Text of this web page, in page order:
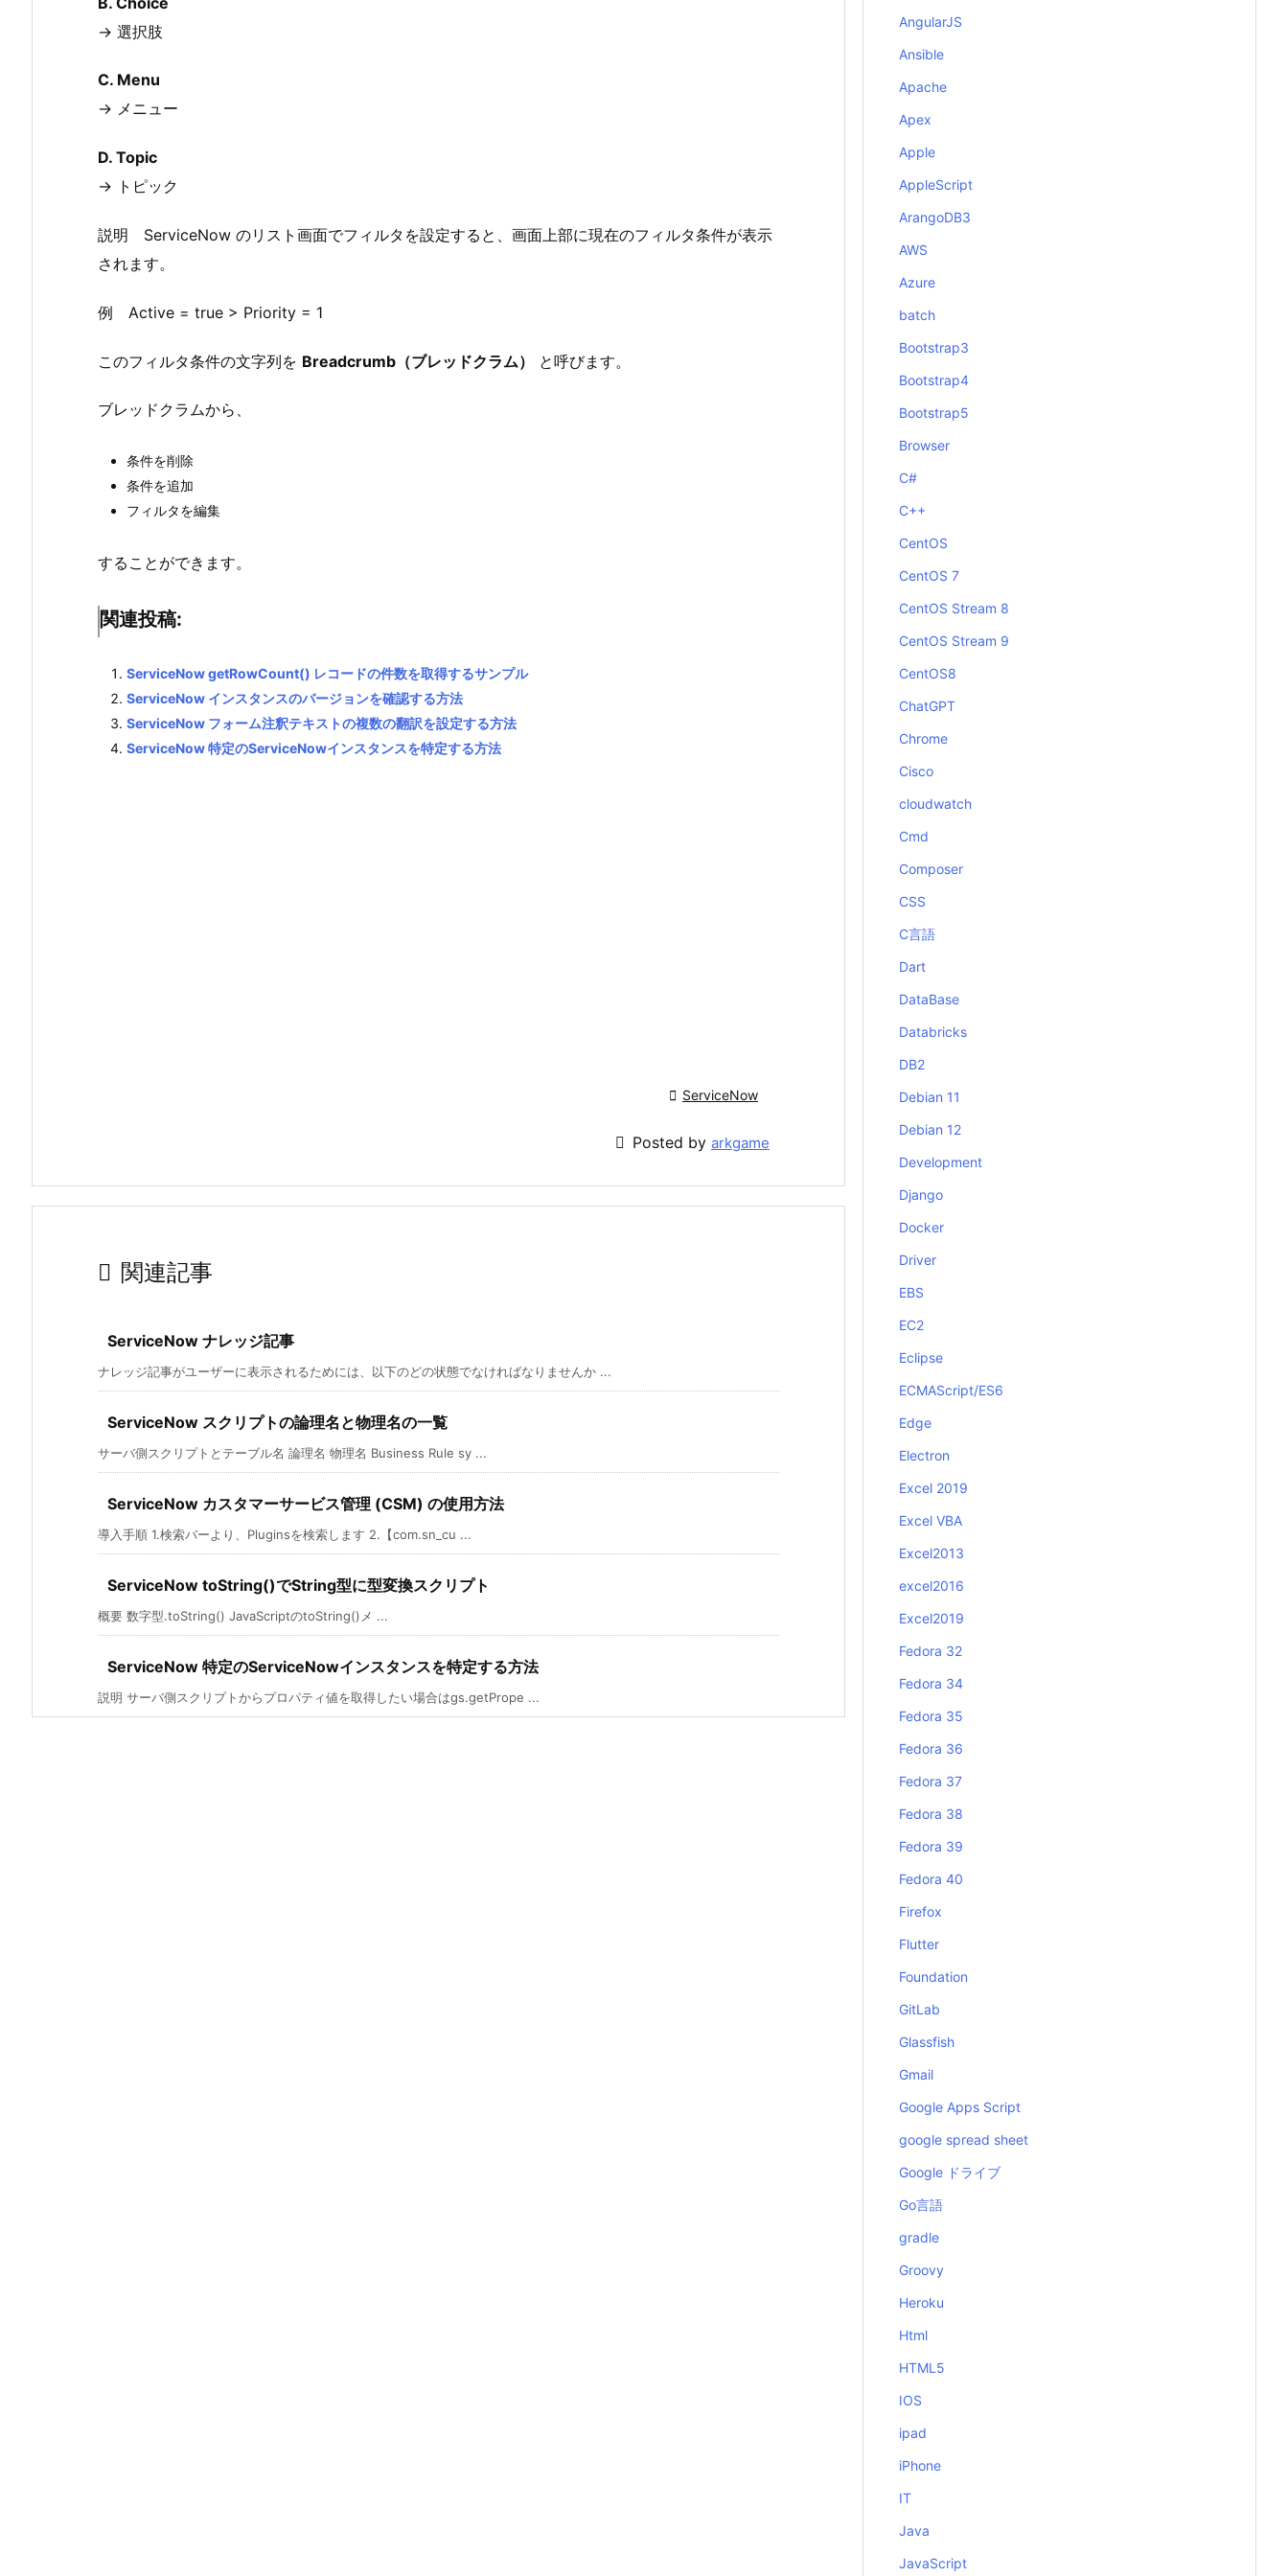
→ 選択肢
C. Menu
→ メニュー
D. Topic
→ トピック
説明 ServiceNow のリスト画面でフィルタを設定すると、画面上部に現在のフィルタ条件が表示
されます。
例 Active = true > Priority = 1
このフィルタ条件の文字列を Breadcrumb（ブレッドクラム） と呼びます。
ブレッドクラムから、
条件を削除
条件を追加
フィルタを編集
することができます。
関連投稿:
ServiceNow getRowCount() レコードの件数を取得するサンプル
ServiceNow インスタンスのバージョンを確認する方法
ServiceNow フォーム注釈テキストの複数の翻訳を設定する方法
ServiceNow 特定のServiceNowインスタンスを特定する方法
 ServiceNow
 Posted by arkgame
 関連記事
ServiceNow ナレッジ記事
ナレッジ記事がユーザーに表示されるためには、以下のどの状態でなければなりませんか ...
ServiceNow スクリプトの論理名と物理名の一覧
サーバ側スクリプトとテーブル名 論理名 物理名 Business Rule sy ...
ServiceNow カスタマーサービス管理 (CSM) の使用方法
導入手順 1.検索バーより、Pluginsを検索します 2.【com.sn_cu ...
ServiceNow toString()でString型に型変換スクリプト
概要 数字型.toString() JavaScriptのtoString()メ ...
ServiceNow 特定のServiceNowインスタンスを特定する方法
説明 サーバ側スクリプトからプロパティ値を取得したい場合はgs.getPrope ...
AngularJS
Ansible
Apache
Apex
Apple
AppleScript
ArangoDB3
AWS
Azure
batch
Bootstrap3
Bootstrap4
Bootstrap5
Browser
C#
C++
CentOS
CentOS 7
CentOS Stream 8
CentOS Stream 9
CentOS8
ChatGPT
Chrome
Cisco
cloudwatch
Cmd
Composer
CSS
C言語
Dart
DataBase
Databricks
DB2
Debian 11
Debian 12
Development
Django
Docker
Driver
EBS
EC2
Eclipse
ECMAScript/ES6
Edge
Electron
Excel 2019
Excel VBA
Excel2013
excel2016
Excel2019
Fedora 32
Fedora 34
Fedora 35
Fedora 36
Fedora 37
Fedora 38
Fedora 39
Fedora 40
Firefox
Flutter
Foundation
GitLab
Glassfish
Gmail
Google Apps Script
google spread sheet
Google ドライブ
Go言語
gradle
Groovy
Heroku
Html
HTML5
IOS
ipad
iPhone
IT
Java
JavaScript